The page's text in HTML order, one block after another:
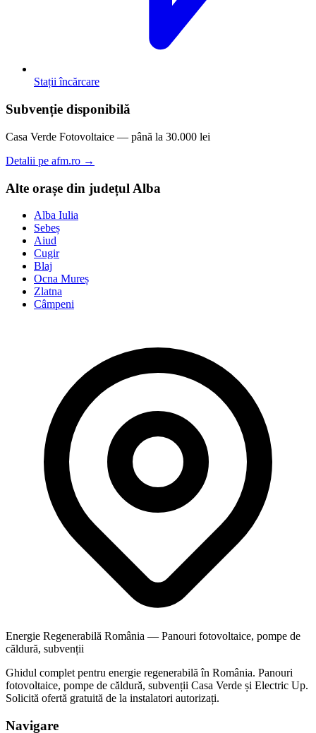
Stații încărcare
Subvenție disponibilă
Casa Verde Fotovoltaice — până la 30.000 lei
Detalii pe afm.ro →
Alte orașe din județul Alba
Alba Iulia
Sebeș
Aiud
Cugir
Blaj
Ocna Mureș
Zlatna
Câmpeni
Energie Regenerabilă România — Panouri fotovoltaice, pompe de
căldură, subvenții
Ghidul complet pentru energie regenerabilă în România. Panouri
fotovoltaice, pompe de căldură, subvenții Casa Verde și Electric Up.
Solicită ofertă gratuită de la instalatori autorizați.
Navigare